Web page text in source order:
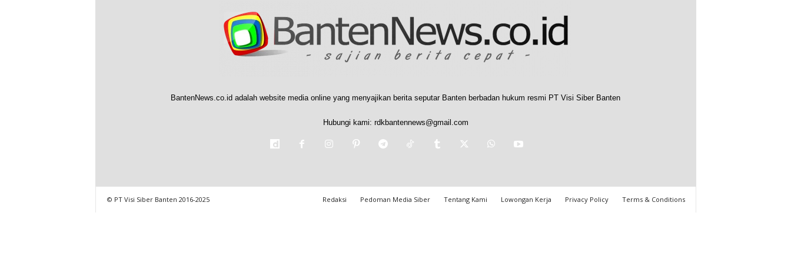
BantenNews.co.id adalah website media online yang menyajikan berita seputar Banten berbadan hukum resmi PT Visi Siber Banten
Hubungi kami: rdkbantennews@gmail.com
Redaksi Pedoman Media Siber Tentang Kami Lowongan Kerja Privacy Policy Terms & Conditions
© PT Visi Siber Banten 2016-2025